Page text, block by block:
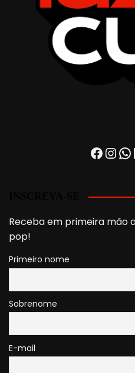
Receba em primeira mão
pop!
Primeiro nome
Sobrenome
E-mail